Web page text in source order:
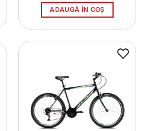
a
fost:
ADAUGĂ ÎN COȘ